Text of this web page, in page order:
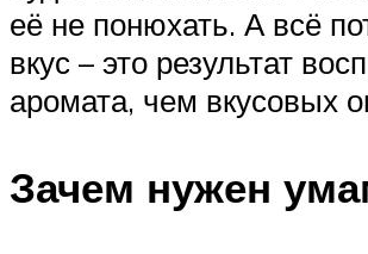
её не понюхать. А всё
вкус – это результат
аромата, чем вкусовых
Зачем нужен